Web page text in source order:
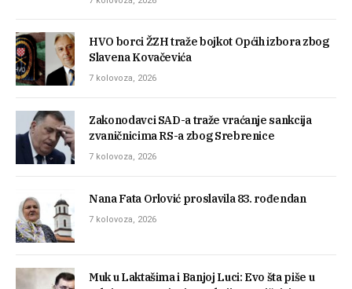
HVO borci ŽZH traže bojkot Općih izbora zbog
Slavena Kovačevića
7 kolovoza, 2026
Zakonodavci SAD-a traže vraćanje sankcija
zvaničnicima RS-a zbog Srebrenice
7 kolovoza, 2026
Nana Fata Orlović proslavila 83. rođendan
7 kolovoza, 2026
Muk u Laktašima i Banjoj Luci: Evo šta piše u